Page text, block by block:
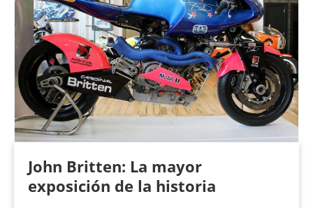
John Britten: La mayor
exposición de la historia